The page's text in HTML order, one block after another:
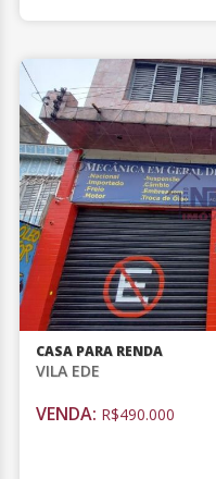
CASA PARA RENDA
VILA EDE
VENDA: R$490.000